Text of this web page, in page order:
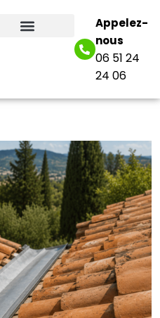
Appelez-
nous
06 51 24
24 06